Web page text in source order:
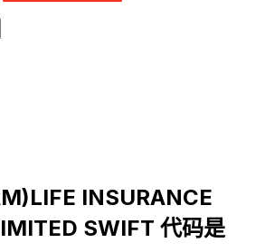
INSURANCE
SWIFT 代码是